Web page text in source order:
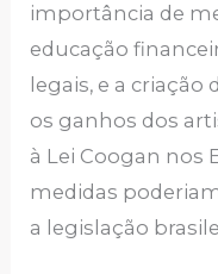
importância de
educação
legais, e a
os ganhos dos
à Lei Coogan nos
medidas
a legislação